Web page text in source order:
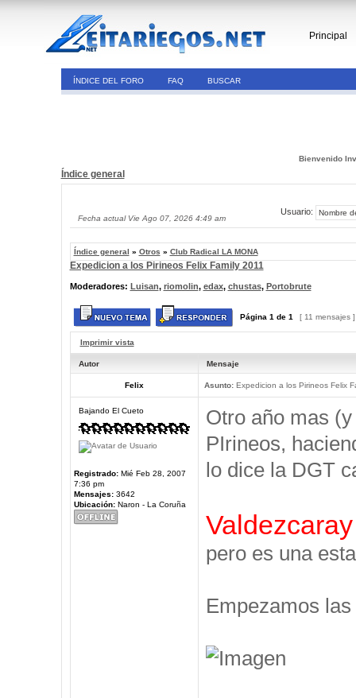
Principal
ÍNDICE DEL FORO FAQ BUSCAR
Bienvenido
Índice general
Fecha actual Vie Ago 07, 2026 4:49 am
Usuario:
Índice general » Otros » Club Radical LA MONA
Expedicion a los Pirineos Felix Family 2011
Moderadores: Luisan, riomolin, edax, chustas, Portobrute
Página 1 de 1 [ 11 mensajes
Imprimir vista
Autor Mensaje
Felix Asunto:Expedicion a los Pirineos Felix
Bajando El Cueto
Registrado:Mié Feb 28, 2007
7:36 pm
Mensajes:3642
Ubicación:Naron - La Coruña
Otro año mas
PIrineos,
lo dice la DGT
Valdezcaray
pero es una
Empezamos